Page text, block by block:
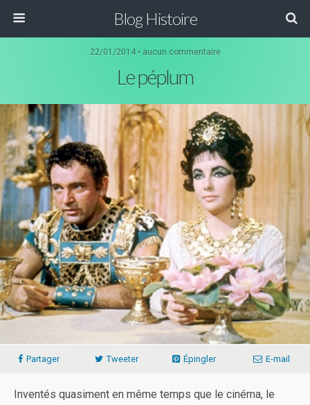
Blog Histoire
22/01/2014 • aucun commentaire
Le péplum
Partager Tweeter Épingler E-mail
Inventés quasiment en même temps que le cinéma, le